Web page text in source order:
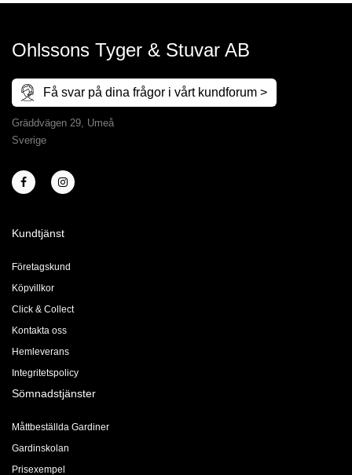
Ohlssons Tyger & Stuvar AB
Få svar på dina frågor i vårt kundforum >
Gräddvägen 29, Umeå
Sverige
Kundtjänst
Företagskund
Köpvillkor
Click & Collect
Kontakta oss
Hemleverans
Integritetspolicy
Sömnadstjänster
Måttbeställda Gardiner
Gardinskolan
Prisexempel